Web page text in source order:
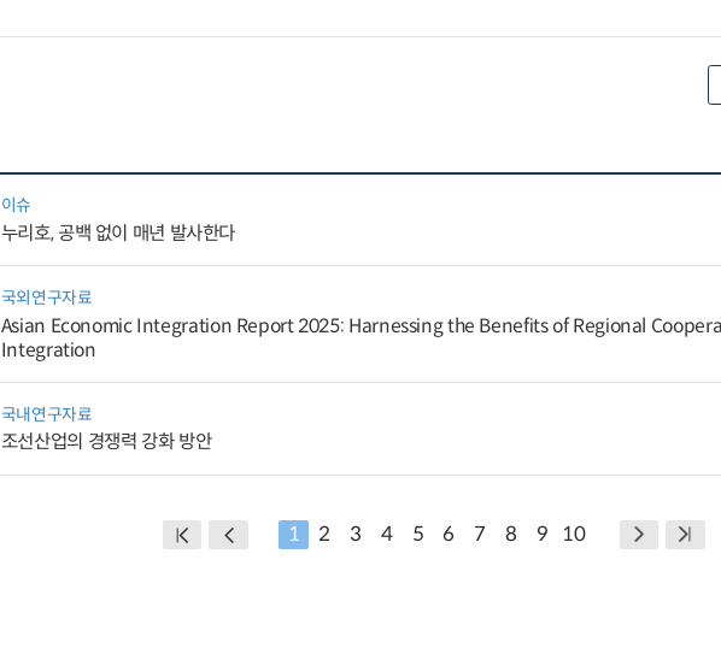
이슈
누리호, 공백 없이 매년 발사한다
국외연구자료
Asian Economic Integration Report 2025: Harnessing the Benefits of Regional
Integration
국내연구자료
조선산업의 경쟁력 강화 방안
1 2 3 4 5 6 7 8 9 10